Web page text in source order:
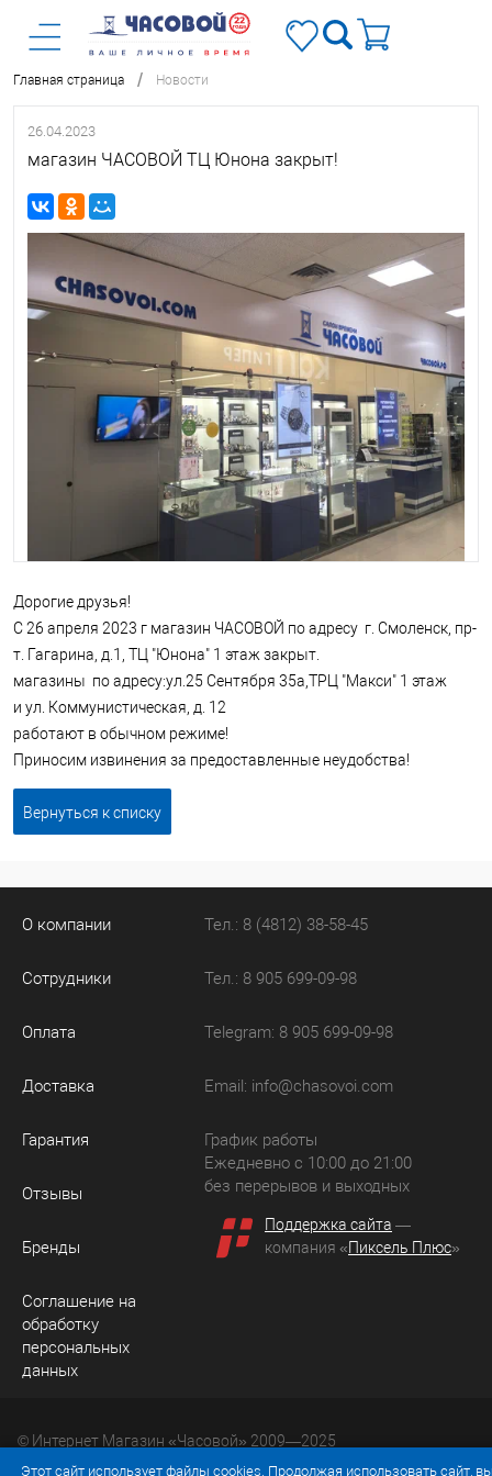
Главная страница / Новости
26.04.2023
магазин ЧАСОВОЙ ТЦ Юнона закрыт!
Дорогие друзья!
С 26 апреля 2023 г магазин ЧАСОВОЙ по адресу г. Смоленск, пр-
т. Гагарина, д.1, ТЦ "Юнона" 1 этаж закрыт.
магазины по адресу:ул.25 Сентября 35а,ТРЦ "Макси" 1 этаж
и ул. Коммунистическая, д. 12
работают в обычном режиме!
Приносим извинения за предоставленные неудобства!
Вернуться к списку
О компании
Сотрудники
Оплата
Доставка
Гарантия
Отзывы
Бренды
Соглашение на
обработку
персональных
данных
Тел.: 8 (4812) 38-58-45
Тел.: 8 905 699-09-98
Telegram: 8 905 699-09-98
Email: info@chasovoi.com
График работы
Ежедневно с 10:00 до 21:00
без перерывов и выходных
Поддержка сайта —
компания «Пиксель Плюс»
© Интернет Магазин «Часовой» 2009—2025
Юридический адрес: 214036 Россия, г. Смоленск, ул.
Этот сайт использует файлы cookies. Продолжая использовать сайт,